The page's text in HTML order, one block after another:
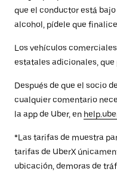
que el conductor está
alcohol, pídele que
Los vehículos
estatales adicionales, que
Después de que el socio
cualquier comentario
la app de Uber, en
*Las tarifas de muestra
tarifas de UberX
ubicación, demoras de